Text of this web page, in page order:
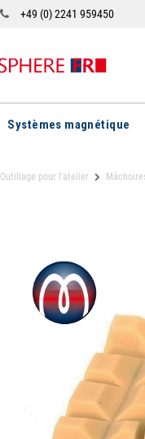
+49 (0) 2241 959450
Systèmes magnétique
Outillage pour l'atelier